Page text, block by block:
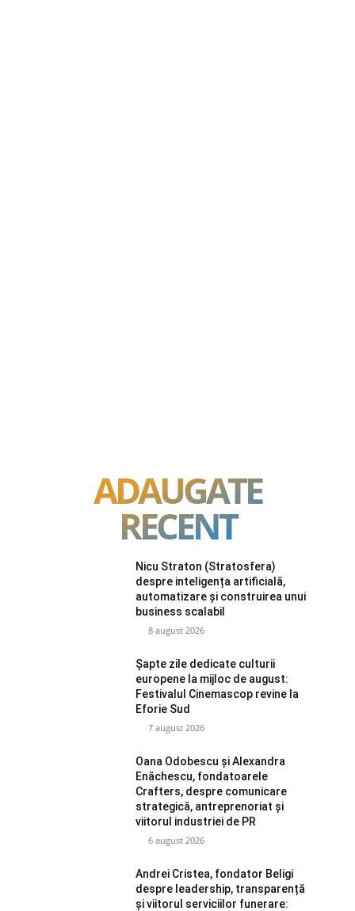
ADAUGATE
RECENT
Nicu Straton (Stratosfera)
despre inteligența artificială,
automatizare și construirea unui
business scalabil
8 august 2026
Șapte zile dedicate culturii
europene la mijloc de august:
Festivalul Cinemascop revine la
Eforie Sud
7 august 2026
Oana Odobescu și Alexandra
Enăchescu, fondatoarele
Crafters, despre comunicare
strategică, antreprenoriat și
viitorul industriei de PR
6 august 2026
Andrei Cristea, fondator Beligi
despre leadership, transparență
și viitorul serviciilor funerare: